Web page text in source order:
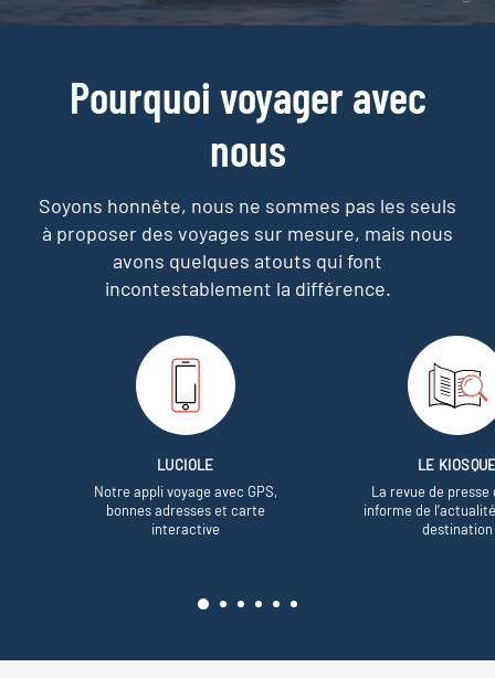
Pourquoi voyager avec
nous
Soyons honnête, nous ne sommes pas les seuls
à proposer des voyages sur mesure, mais nous
avons quelques atouts qui font
incontestablement la différence.
LUCIOLE
Notre appli voyage avec GPS,
bonnes adresses et carte
interactive
LE
La revue de presse
informe de
destination